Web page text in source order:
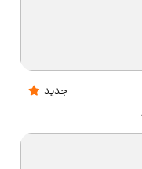
جدید